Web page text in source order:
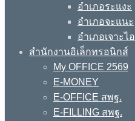
อำเภอระแงะ
อำเภอจะแนะ
อำเภอเจาะไ
สำนักงานอิเล็กทรอนิกส์
My OFFICE 2569
E-MONEY
E-OFFICE สพฐ.
E-FILLING สพฐ.